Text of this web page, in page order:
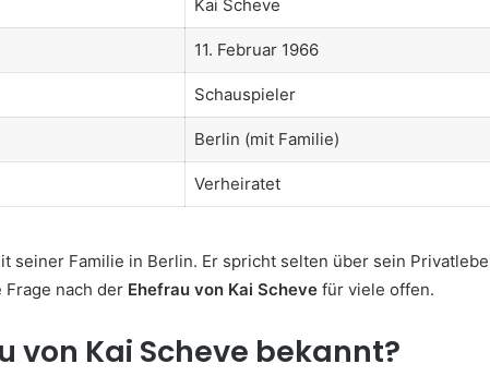
Kai Scheve
11. Februar 1966
Schauspieler
Berlin (mit Familie)
Verheiratet
seiner Familie in Berlin. Er spricht selten über sein
nach der Ehefrau von Kai Scheve für viele offen.
von Kai Scheve bekannt?